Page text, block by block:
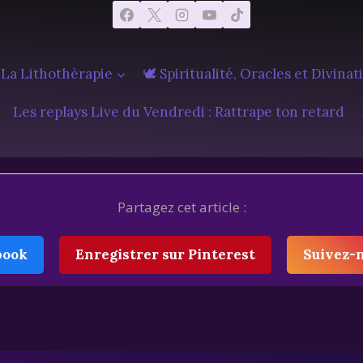
Lithothèrapie 🕊️ Spiritualité, Oracles et
Les replays Live du Vendredi : Rattrape ton retard
Partagez cet article :
Enregistrer sur Pinterest Suivez-